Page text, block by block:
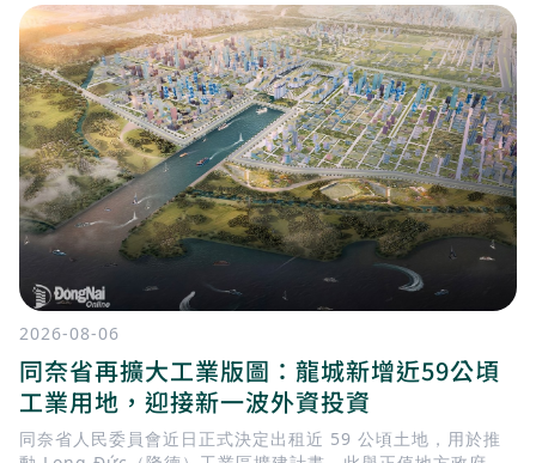
2026-08-06
同奈省再擴大工業版圖：龍城新增近59公頃
工業用地，迎接新一波外資投資
同奈省人民委員會近日正式決定出租近 59 公頃土地，用於推